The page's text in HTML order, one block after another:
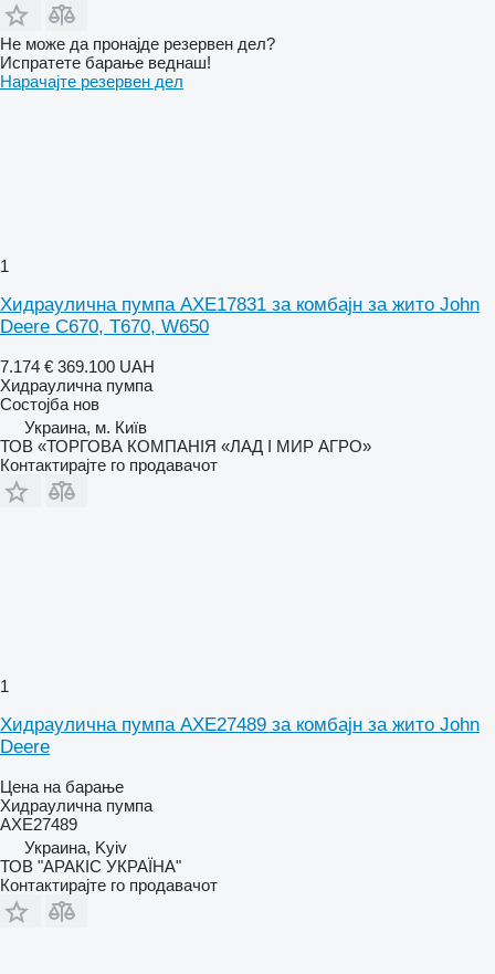
Не може да пронајде резервен дел?
Испратете барање веднаш!
Нарачајте резервен дел
1
Хидраулична пумпа AXE17831 за комбајн за жито John
Deere С670, T670, W650
7.174 € 369.100 UAH
Хидраулична пумпа
Состојба нов
Украина, м. Київ
ТОВ «ТОРГОВА КОМПАНІЯ «ЛАД І МИР АГРО»
Контактирајте го продавачот
1
Хидраулична пумпа AXE27489 за комбајн за жито John
Deere
Цена на барање
Хидраулична пумпа
AXE27489
Украина, Kyiv
ТОВ "АРАКІС УКРАЇНА"
Контактирајте го продавачот